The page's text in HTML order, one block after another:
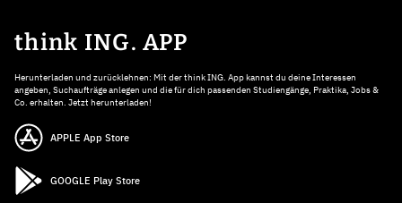
think ING. APP
Herunterladen und zurücklehnen: Mit der think ING. App kannst du deine Interessen
angeben, Suchaufträge anlegen und die für dich passenden Studiengänge, Praktika, Jobs &
Co. erhalten. Jetzt herunterladen!
APPLE App Store
GOOGLE Play Store